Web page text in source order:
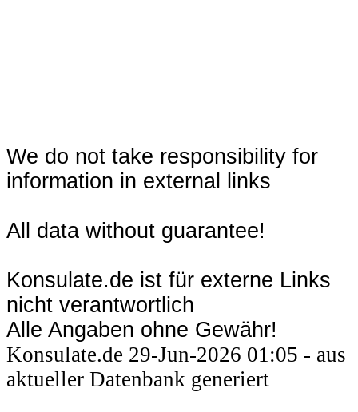
We do not take responsibility for
information in external links
All data without guarantee!
Konsulate.de ist für externe Links
nicht verantwortlich
Alle Angaben ohne Gewähr!
Konsulate.de 29-Jun-2026 01:05 - aus
aktueller Datenbank generiert